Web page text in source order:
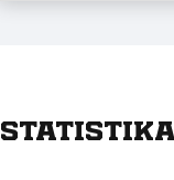
Statistika